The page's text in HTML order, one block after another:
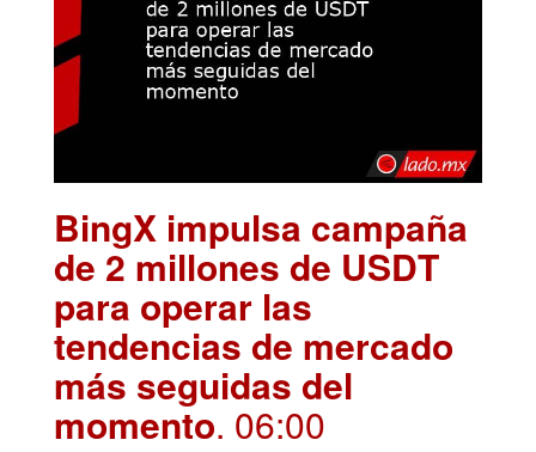
BingX impulsa campaña
de 2 millones de USDT
para operar las
tendencias de mercado
más seguidas del
momento. 06:00